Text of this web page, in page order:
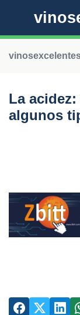
La
algunos